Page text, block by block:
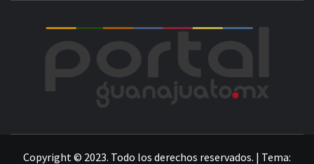
Copyright © 2023. Todo los derechos reservados. | Tema: